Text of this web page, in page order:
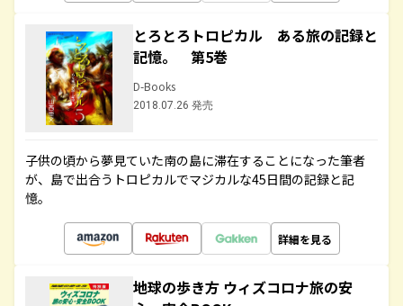
とろとろトロピカル ある旅の記録と
記憶。 第5巻
D-Books
2018.07.26 発売
子供の頃から夢見ていた南の島に滞在することになった筆者
が、島で出合うトロピカルでマジカルな45日間の記録と記
憶。
詳細を見る
地球の歩き方 ウィズコロナ旅の安